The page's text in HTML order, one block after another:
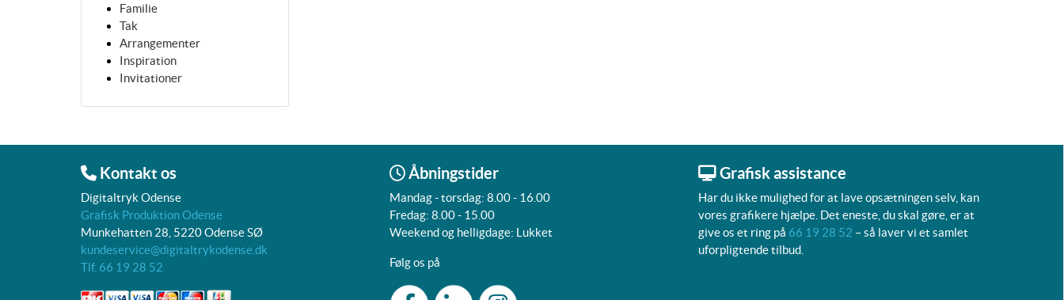
Familie
Tak
Arrangementer
Inspiration
Invitationer
Kontakt os
Digitaltryk Odense
Grafisk Produktion Odense
Munkehatten 28, 5220 Odense SØ
kundeservice@digitaltrykodense.dk
Tlf. 66 19 28 52
Åbningstider
Mandag - torsdag: 8.00 - 16.00
Fredag: 8.00 - 15.00
Weekend og helligdage: Lukket
Følg os på
Grafisk assistance
Har du ikke mulighed for at lave opsætningen selv, kan
vores grafikere hjælpe. Det eneste, du skal gøre, er at
give os et ring på 66 19 28 52 – så laver vi et samlet
uforpligtende tilbud.